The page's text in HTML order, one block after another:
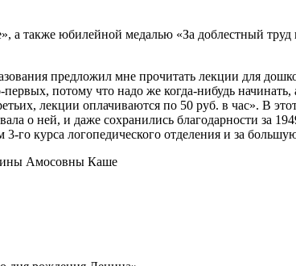
а также юбилейной медалью «За доблестный
предложил мне прочитать лекции для
потому что надо же когда-нибудь начинать,
лекции оплачиваются по 50 руб. в час». В
о ней, и даже сохранились благодарности за
3-го курса логопедического отделения и за
Амосовны Каше